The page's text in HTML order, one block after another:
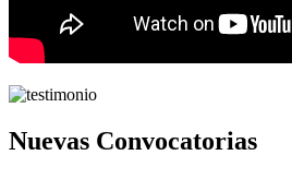
Nuevas Convocatorias